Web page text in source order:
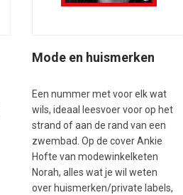
Mode en huismerken
Een nummer met voor elk wat
wils, ideaal leesvoer voor op het
strand of aan de rand van een
zwembad. Op de cover Ankie
Hofte van modewinkelketen
Norah, alles wat je wil weten
over huismerken/private labels,